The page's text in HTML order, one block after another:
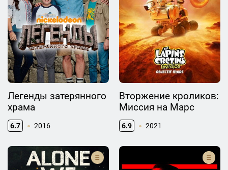
Легенды затерянного
храма
6.7 2016
Вторжение кроликов:
Миссия на Марс
6.9 2021